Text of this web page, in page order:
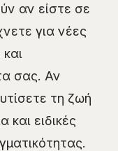
αν είστε σε
για νέες
σας. Αν
τη ζωή
ειδικές